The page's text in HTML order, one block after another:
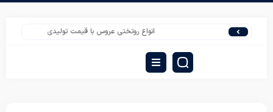
انواع روتختی عروس با قیمت تولیدی عمده‌فروشی پتو